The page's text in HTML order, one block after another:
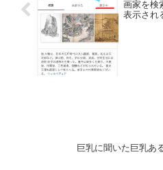
画家を検
表示され
巨乳に聞いた巨乳あ